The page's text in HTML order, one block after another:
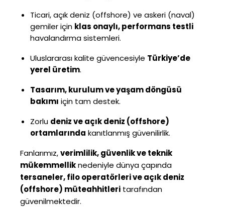
Ticari, açık deniz (offshore) ve askeri (naval)
gemiler için klas onaylı, performans testli
havalandırma sistemleri.
Uluslararası kalite güvencesiyle Türkiye’de
yerel üretim.
Tasarım, kurulum ve yaşam döngüsü
bakımı için tam destek.
Zorlu deniz ve açık deniz (offshore)
ortamlarında kanıtlanmış güvenilirlik.
Fanlarımız,verimlilik, güvenlik ve teknik
mükemmelliknedeniyle dünya çapında
tersaneler, filo operatörleri ve açık deniz
(offshore) müteahhitleri tarafından
güvenilmektedir.